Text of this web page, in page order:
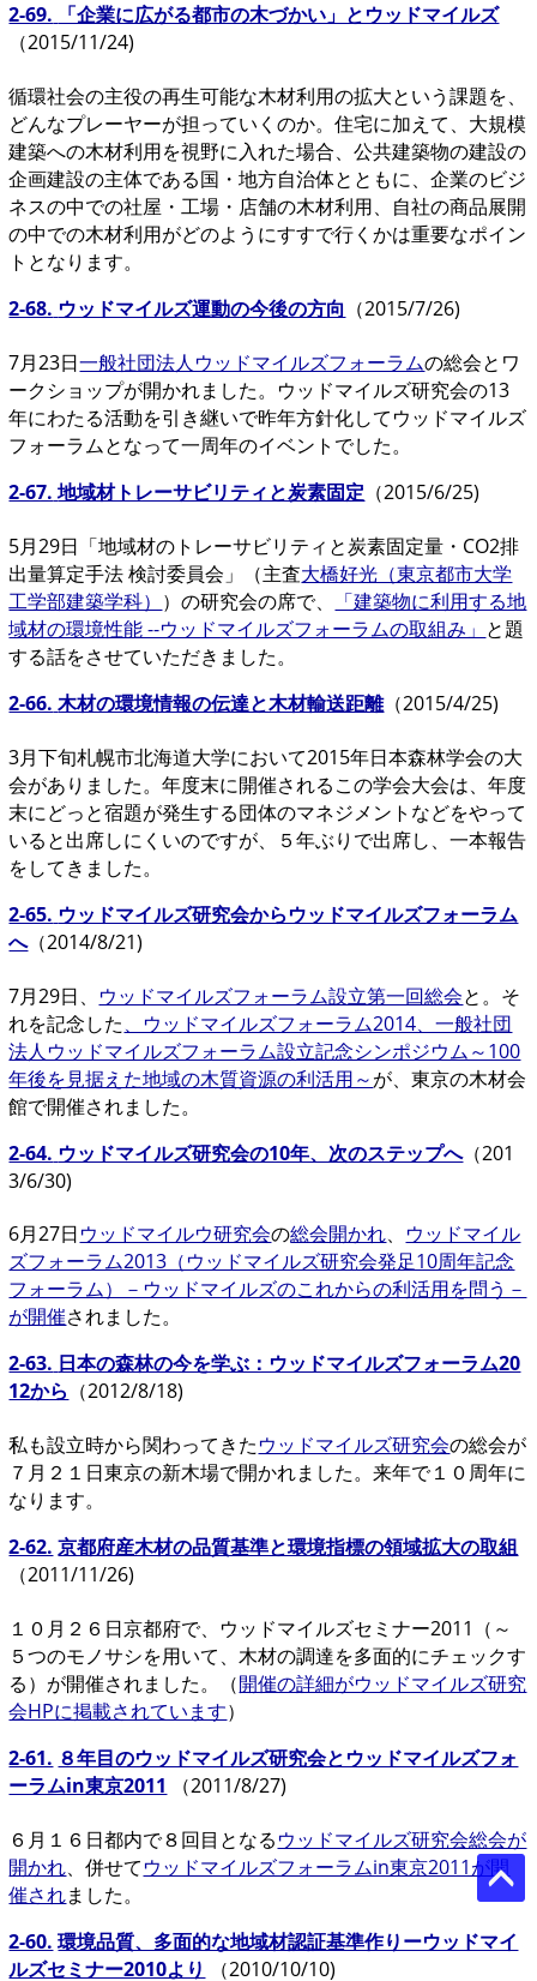
2-69.
「企業に広がる都市の木づかい」とウッドマイルズ
（2015/11/24)
循環社会の主役の再生可能な木材利用の拡大という課題を、
どんなプレーヤーが担っていくのか。住宅に加えて、大規模
建築への木材利用を視野に入れた場合、公共建築物の建設の
企画建設の主体である国・地方自治体とともに、企業のビジ
ネスの中での社屋・工場・店舗の木材利用、自社の商品展開
の中での木材利用がどのようにすすで行くかは重要なポイン
トとなります。
2-68. ウッドマイルズ運動の今後の方向 （2015/7/26)
7月23日一般社団法人ウッドマイルズフォーラムの総会とワ
ークショップが開かれました。ウッドマイルズ研究会の13
年にわたる活動を引き継いで昨年方針化してウッドマイルズ
フォーラムとなって一周年のイベントでした。
2-67. 地域材トレーサビリティと炭素固定 （2015/6/25)
5月29日「地域材のトレーサビリティと炭素固定量・CO2排
出量算定手法 検討委員会」（主査大橋好光（東京都市大学
工学部建築学科） ）の研究会の席で、
「建築物に利用する地
域材の環境性能 --ウッドマイルズフォーラムの取組み」 と題
する話をさせていただきました。
2-66. 木材の環境情報の伝達と木材輸送距離（2015/4/25)
3月下旬札幌市北海道大学において2015年日本森林学会の大
会がありました。年度末に開催されるこの学会大会は、年度
末にどっと宿題が発生する団体のマネジメントなどをやって
いると出席しにくいのですが、５年ぶりで出席し、一本報告
をしてきました。
2-65. ウッドマイルズ研究会からウッドマイルズフォーラム
へ（2014/8/21)
7月29日、 ウッドマイルズフォーラム設立第一回総会と。そ
れを記念した、ウッドマイルズフォーラム2014、一般社団
法人ウッドマイルズフォーラム設立記念シンポジウム～100
年後を見据えた地域の木質資源の利活用～が、東京の木材会
館で開催されました。
2-64. ウッドマイルズ研究会の10年、次のステップへ（201
3/6/30)
6月27日ウッドマイルウ研究会の総会開かれ、 ウッドマイル
ズフォーラム2013（ウッドマイルズ研究会発足10周年記念
フォーラム）－ウッドマイルズのこれからの利活用を問う－
が開催されました。
2-63. 日本の森林の今を学ぶ：ウッドマイルズフォーラム20
12から （2012/8/18)
私も設立時から関わってきたウッドマイルズ研究会の総会が
７月２１日東京の新木場で開かれました。来年で１０周年に
なります。
2-62. 京都府産木材の品質基準と環境指標の領域拡大の取組
（2011/11/26)
１０月２６日京都府で、ウッドマイルズセミナー2011（～
５つのモノサシを用いて、木材の調達を多面的にチェックす
る）が開催されました。（開催の詳細がウッドマイルズ研究
会HPに掲載されています）
2-61. ８年目のウッドマイルズ研究会とウッドマイルズフォ
ーラムin東京2011
（2011/8/27)
６月１６日都内で８回目となるウッドマイルズ研究会総会が
開かれ、併せてウッドマイルズフォーラムin東京2011が開
催されました。
2-60. 環境品質、多面的な地域材認証基準作りーウッドマイ
ルズセミナー2010より
（2010/10/10)